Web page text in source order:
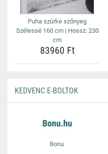
Puha szürke szőnyeg
Szélessé 160 cm | Hossz: 230
cm
83960 Ft
KEDVENC E-BOLTOK
Bonu